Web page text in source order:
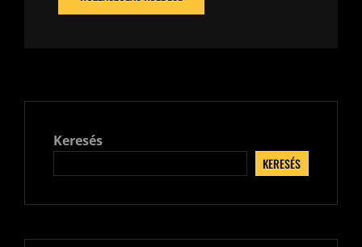
Keresés
KERESÉS